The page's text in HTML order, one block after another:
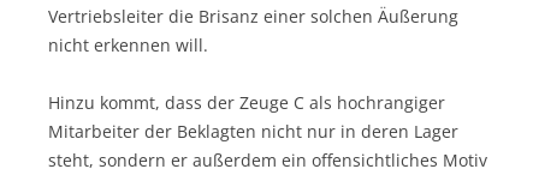
Vertriebsleiter die Brisanz einer solchen Äußerung
nicht erkennen will.
Hinzu kommt, dass der Zeuge C als hochrangiger
Mitarbeiter der Beklagten nicht nur in deren Lager
steht, sondern er außerdem ein offensichtliches Motiv